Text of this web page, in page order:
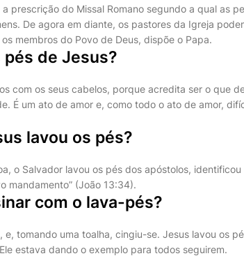
prescrição do Missal Romano segundo a qual as
De agora em diante, os pastores da Igreja
membros do Povo de Deus, dispõe o Papa.
pés de Jesus?
com os seus cabelos, porque acredita ser o que
É um ato de amor e, como todo o ato de amor,
lavou os pés?
o Salvador lavou os pés dos apóstolos, identificou
mandamento” (João 13:34).
com o lava-pés?
tomando uma toalha, cingiu-se. Jesus lavou os
estava dando o exemplo para todos seguirem.